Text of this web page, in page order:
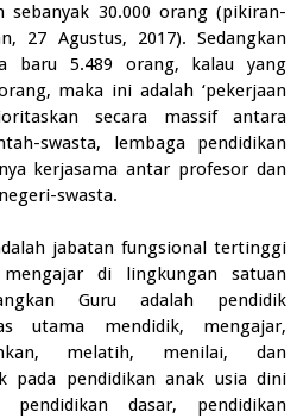
sebanyak 30.000 orang (pikiran-
27 Agustus, 2017). Sedangkan
baru 5.489 orang, kalau yang
maka ini adalah ‘pekerjaan
secara massif antara
swasta, lembaga pendidikan
kerjasama antar profesor dan
swasta.
jabatan fungsional tertinggi
di lingkungan satuan
Guru adalah pendidik
utama mendidik, mengajar,
melatih, menilai, dan
pada pendidikan anak usia dini
dasar, pendidikan